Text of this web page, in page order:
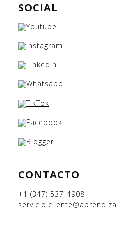
SOCIAL
CONTACTO
+1 (347) 537-4908